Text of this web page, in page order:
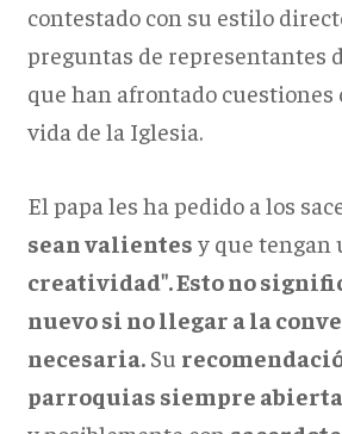
contestado con su estilo
preguntas de representantes
que han afrontado cuestiones
vida de la Iglesia.
El papa les ha pedido a los
sean valientes y que tengan
creatividad". Esto no
nuevo si no llegar a la
necesaria.Su
parroquias siempre